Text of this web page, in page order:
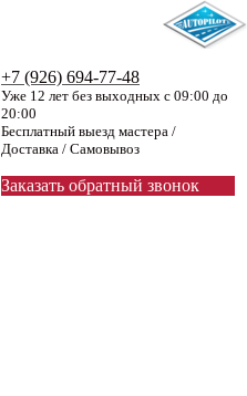
+7 (926) 694-77-48
Уже 12 лет без выходных с 09:00 до
20:00
Бесплатный выезд мастера /
Доставка / Самовывоз
Заказать обратный звонок